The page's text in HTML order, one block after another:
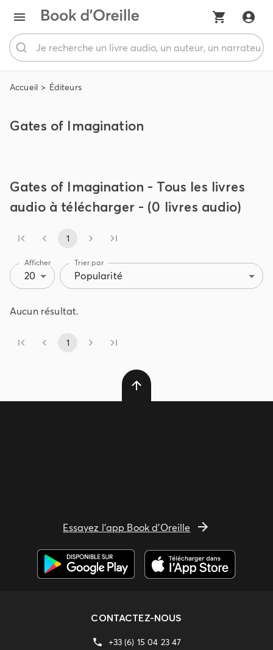
Accueil Éditeurs
Gates of Imagination
Gates of Imagination - Tous les livres
audio à télécharger - (0 livres audio)
1
Afficher
20
Trier par
Popularité
Aucun résultat.
1
Essayez l'app Book d'Oreille
CONTACTEZ-NOUS
+33 (6) 15 04 23 47